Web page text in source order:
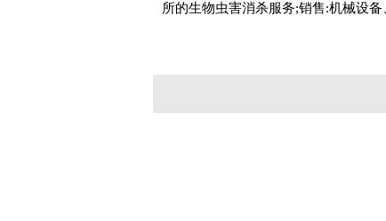
所的生物虫害消杀服务;销售:机械设备